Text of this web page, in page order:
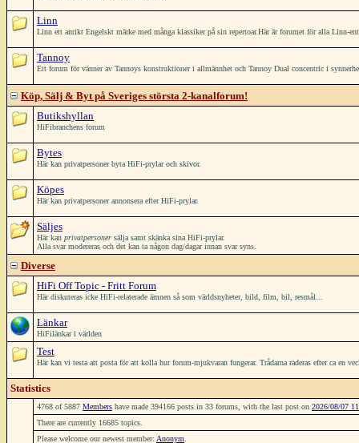
Linn
Linn ett anrikt Engelskt märke med många klassiker på sin repertoar.Här är forumet för alla Linn-
Tannoy
Ett forum för vänner av Tannoys konstruktioner i allmännhet och Tannoy Dual concentric i
Köp, Sälj & Byt på Sveriges största 2-kanalforum!
Butikshyllan
HiFibranchens forum
Bytes
Här kan privatpersoner byta HiFi-prylar och skivor.
Köpes
Här kan privatpersoner annonsera efter HiFi-prylar.
Säljes
Här kan privatpersoner sälja samt skänka sina HiFi-prylar.
Alla svar modereras och det kan ta någon dag/dagar innan svar syns.
Diverse
HiFi Off Topic - Fritt Forum
Här diskuteras icke HiFi-relaterade ämnen så som världsnyheter, bild, film, bil, resmål...
Länkar
HiFilänkar i världen
Test
Här kan vi testa att posta för att kolla hur forum-mjukvaran fungerar. Trådarna raderas efter ca en
Statistics
4768 of 5887 Members have made 394166 posts in 33 forums, with the last post on 2026/08/07
There are currently 16685 topics.
Please welcome our newest member: Anonym